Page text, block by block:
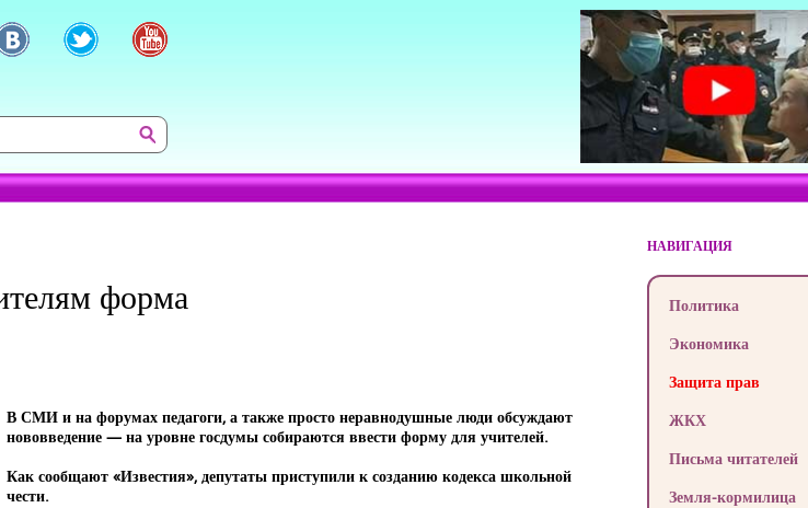
форма
В СМИ и на форумах педагоги, а также просто неравнодушные люди обсуждают
нововведение — на уровне госдумы собираются ввести форму для учителей.
Как сообщают «Известия», депутаты приступили к созданию кодекса школьной
чести.
НАВИГАЦИЯ
Политика
Экономика
Защита прав
ЖКХ
Письма читателей
Земля-кормилица